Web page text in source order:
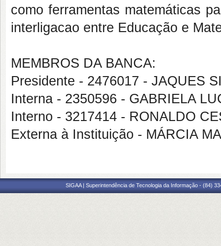
como ferramentas matemáticas
interligacao entre Educação e
MEMBROS DA BANCA:
Presidente - 2476017 - JAQUES
Interna - 2350596 - GABRIELA
Interno - 3217414 - RONALDO
Externa à Instituição - MÁRCIA
SIGAA | Superintendência de Tecnologia da Informação - (84)